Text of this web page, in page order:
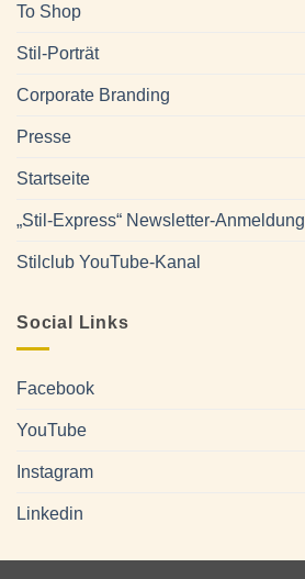
To Shop
Stil-Porträt
Corporate Branding
Presse
Startseite
„Stil-Express“ Newsletter-Anmeldung
Stilclub YouTube-Kanal
Social Links
Facebook
YouTube
Instagram
Linkedin